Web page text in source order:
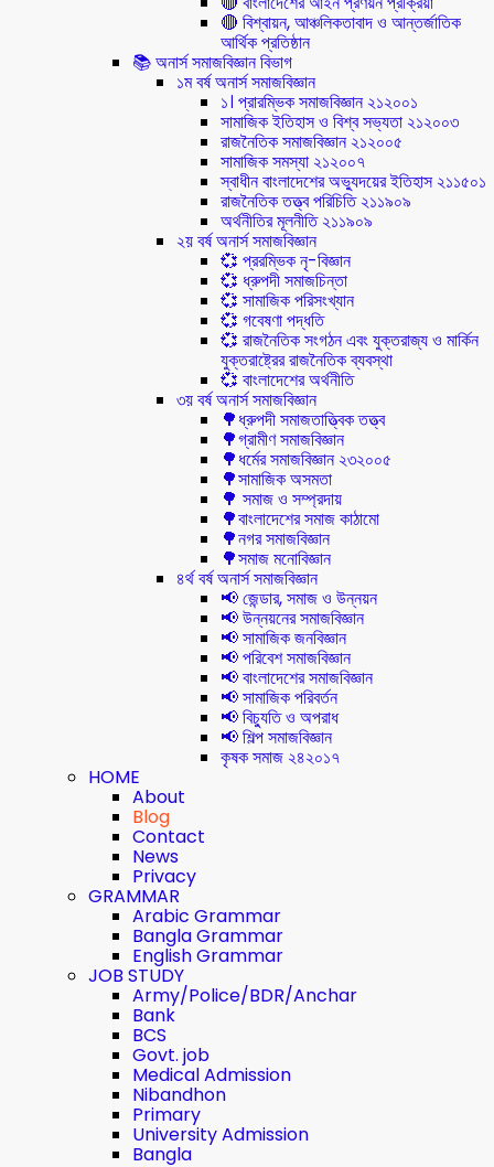
🔴 বিশ্বায়ন, আঞ্চলিকতাবাদ ও আন্তর্জাতিক
আর্থিক প্রতিষ্ঠান
📚 অনার্স সমাজবিজ্ঞান বিভাগ
১ম বর্ষ অনার্স সমাজবিজ্ঞান
১। প্রারম্ভিক সমাজবিজ্ঞান ২১২০০১
সামাজিক ইতিহাস ও বিশ্ব সভ্যতা ২১২০০৩
রাজনৈতিক সমাজবিজ্ঞান ২১২০০৫
সামাজিক সমস্যা ২১২০০৭
স্বাধীন বাংলাদেশের অভ্যুদয়ের ইতিহাস ২১১৫০১
রাজনৈতিক তত্ত্ব পরিচিতি ২১১৯০৯
অর্থনীতির মূলনীতি ২১১৯০৯
২য় বর্ষ অনার্স সমাজবিজ্ঞান
💞 প্ররম্ভিক নৃ-বিজ্ঞান
💞 ধ্রুপদী সমাজচিন্তা
💞 সামাজিক পরিসংখ্যান
💞 গবেষণা পদ্ধতি
💞 রাজনৈতিক সংগঠন এবং যুক্তরাজ্য ও মার্কিন
যুক্তরাষ্ট্রের রাজনৈতিক ব্যবস্থা
💞 বাংলাদেশের অর্থনীতি
৩য় বর্ষ অনার্স সমাজবিজ্ঞান
🌳ধ্রুপদী সমাজতাত্ত্বিক তত্ত্ব
🌳গ্রামীণ সমাজবিজ্ঞান
🌳ধর্মের সমাজবিজ্ঞান ২৩২০০৫
🌳সামাজিক অসমতা
🌳 সমাজ ও সম্প্রদায়
🌳বাংলাদেশের সমাজ কাঠামো
🌳নগর সমাজবিজ্ঞান
🌳সমাজ মনোবিজ্ঞান
৪র্থ বর্ষ অনার্স সমাজবিজ্ঞান
📢 জেন্ডার, সমাজ ও উন্নয়ন
📢 উন্নয়নের সমাজবিজ্ঞান
📢 সামাজিক জনবিজ্ঞান
📢 পরিবেশ সমাজবিজ্ঞান
📢 বাংলাদেশের সমাজবিজ্ঞান
📢 সামাজিক পরিবর্তন
📢 বিচ্যুতি ও অপরাধ
📢 শিল্প সমাজবিজ্ঞান
কৃষক সমাজ ২৪২০১৭
HOME
About
Blog
Contact
News
Privacy
GRAMMAR
Arabic Grammar
Bangla Grammar
English Grammar
JOB STUDY
Army/Police/BDR/Anchar
Bank
BCS
Govt. job
Medical Admission
Nibandhon
Primary
University Admission
Bangla